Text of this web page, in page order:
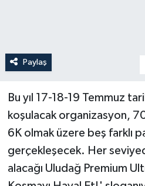
Paylaş
Bu yıl 17-18-19 Temmuz
koşulacak organizasyon,
6K olmak üzere beş farklı
gerçekleşecek. Her
alacağı Uludağ Premium
Yaşam